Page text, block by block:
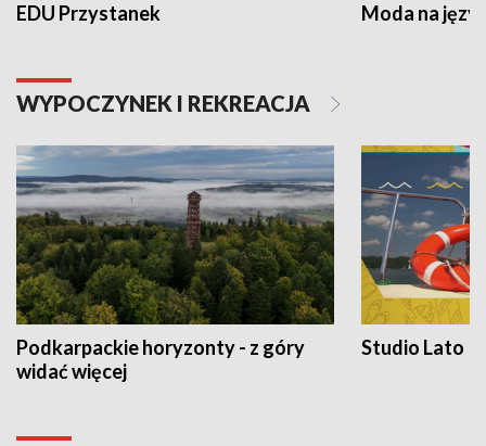
EDU Przystanek Moda na
WYPOCZYNEK I REKREACJA
Podkarpackie horyzonty - z góry
widać więcej
Studio Lato